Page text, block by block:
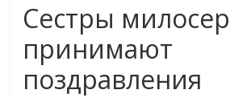
Сестры
принимают
поздравления